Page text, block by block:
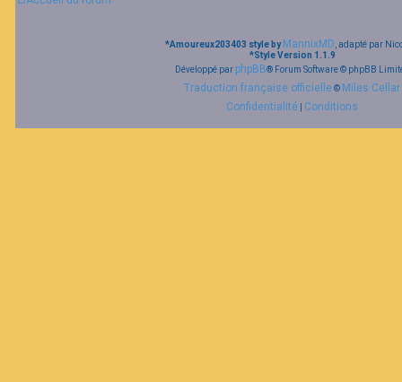
*Amoureux203403 style by MannixMD, adapté par
*Style Version 1.1.9
Développé par phpBB® Forum Software © phpBB
Traduction française officielle© Miles Cellar
Confidentialité Conditions